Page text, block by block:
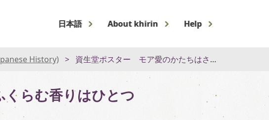
日本語 About khirin Help
History) 資生堂ポスター モア愛のかたちはさまざまでも愛がふくらむ香りはひとつ
らむ香りはひとつ